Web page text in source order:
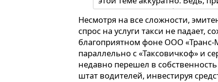
машин на дороге будет
электроэнергии. И даже в
получится», — отметил
Миссия» Максим Федоров.
Несмотря на все сложности,
спрос на услуги такси не падает,
благоприятном фоне ООО «Транс-
параллельно с «Таксовичкоф» и
недавно перешел в
штат водителей, инвестируя